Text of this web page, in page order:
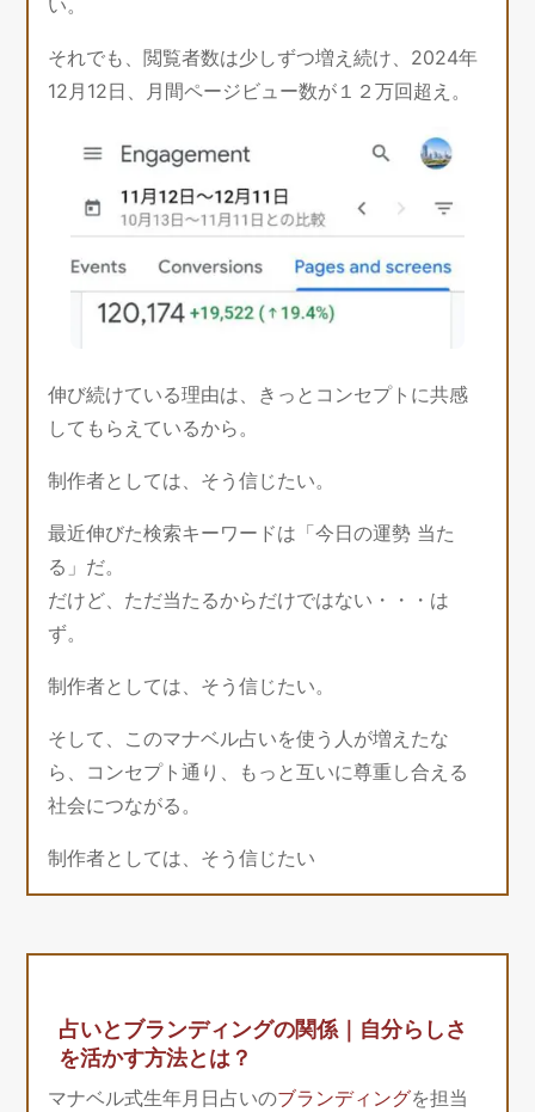
い。
それでも、閲覧者数は少しずつ増え続け、2024年
12月12日、月間ページビュー数が１２万回超え。
伸び続けている理由は、きっとコンセプトに共感
してもらえているから。
制作者としては、そう信じたい。
最近伸びた検索キーワードは「今日の運勢 当た
る」だ。
だけど、ただ当たるからだけではない・・・は
ず。
制作者としては、そう信じたい。
そして、このマナベル占いを使う人が増えたな
ら、コンセプト通り、もっと互いに尊重し合える
社会につながる。
制作者としては、そう信じたい
占いとブランディングの関係｜自分らしさ
を活かす方法とは？
マナベル式生年月日占いのブランディングを担当